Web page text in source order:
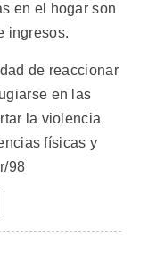
en el hogar son
ingresos.
de reaccionar
en las
la violencia
físicas y
98